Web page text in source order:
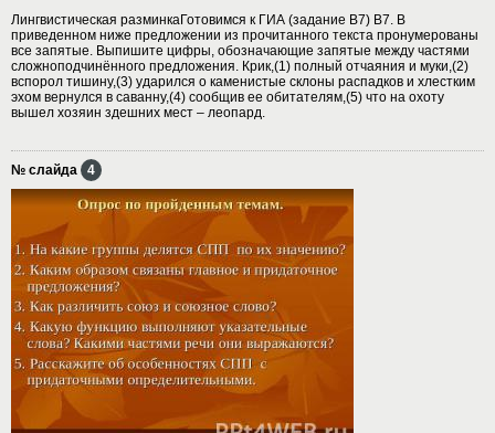
Лингвистическая разминкаГотовимся к ГИА (задание В7) B7. В
приведенном ниже предложении из прочитанного текста пронумерованы
все запятые. Выпишите цифры, обозначающие запятые между частями
сложноподчинённого предложения. Крик,(1) полный отчаяния и муки,(2)
вспорол тишину,(3) ударился о каменистые склоны распадков и хлестким
эхом вернулся в саванну,(4) сообщив ее обитателям,(5) что на охоту
вышел хозяин здешних мест – леопард.
№ слайда 4